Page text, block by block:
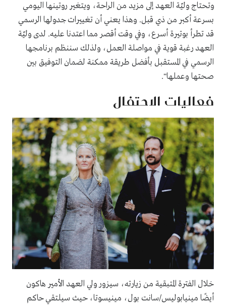
وتحتاج وليّة العهد إلى مزيد من الراحة، ويتغير روتينها اليومي
بسرعة أكبر من ذي قبل. وهذا يعني أن تغييرات جدولها الرسمي
قد تطرأ بوتيرة أسرع، وفي وقت أقصر مما اعتدنا عليه. لدى وليّة
العهد رغبة قوية في مواصلة العمل، ولذلك سننظم برنامجها
الرسمي في المستقبل بأفضل طريقة ممكنة لضمان التوفيق بين
صحتها وعملها".
فعاليات الاحتفال
خلال الفترة المتبقية من زيارته، سيزور ولي العهد الأمير هاكون
أيضًا مينيابوليس/سانت بول، مينيسوتا، حيث سيلتقي حاكم